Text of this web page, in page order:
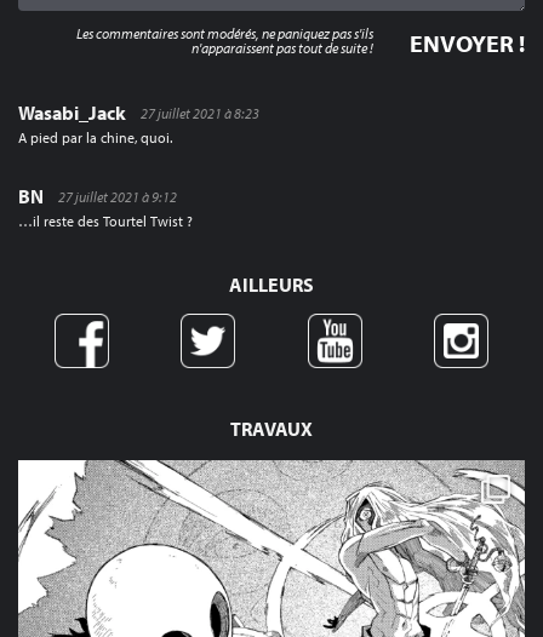
TRAVAUX
Wasabi_Jack
27 juillet 2021 à 8:23
A pied par la chine, quoi.
BN
27 juillet 2021 à 9:12
…il reste des Tourtel Twist ?
Les commentaires sont modérés, ne paniquez pas s'ils
n'apparaissent pas tout de suite !
AILLEURS